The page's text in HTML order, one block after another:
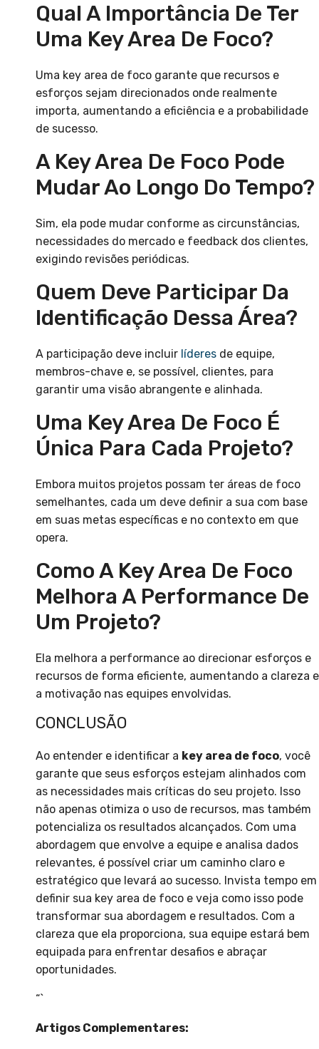
Qual A Importância De Ter
Uma Key Area De Foco?
Uma key area de foco garante que recursos e
esforços sejam direcionados onde realmente
importa, aumentando a eficiência e a probabilidade
de sucesso.
A Key Area De Foco Pode
Mudar Ao Longo Do Tempo?
Sim, ela pode mudar conforme as circunstâncias,
necessidades do mercado e feedback dos clientes,
exigindo revisões periódicas.
Quem Deve Participar Da
Identificação Dessa Área?
A participação deve incluir líderes de equipe,
membros-chave e, se possível, clientes, para
garantir uma visão abrangente e alinhada.
Uma Key Area De Foco É
Única Para Cada Projeto?
Embora muitos projetos possam ter áreas de foco
semelhantes, cada um deve definir a sua com base
em suas metas específicas e no contexto em que
opera.
Como A Key Area De Foco
Melhora A Performance De
Um Projeto?
Ela melhora a performance ao direcionar esforços e
recursos de forma eficiente, aumentando a clareza e
a motivação nas equipes envolvidas.
CONCLUSÃO
Ao entender e identificar a key area de foco, você
garante que seus esforços estejam alinhados com
as necessidades mais críticas do seu projeto. Isso
não apenas otimiza o uso de recursos, mas também
potencializa os resultados alcançados. Com uma
abordagem que envolve a equipe e analisa dados
relevantes, é possível criar um caminho claro e
estratégico que levará ao sucesso. Invista tempo em
definir sua key area de foco e veja como isso pode
transformar sua abordagem e resultados. Com a
clareza que ela proporciona, sua equipe estará bem
equipada para enfrentar desafios e abraçar
oportunidades.
“`
Artigos Complementares: